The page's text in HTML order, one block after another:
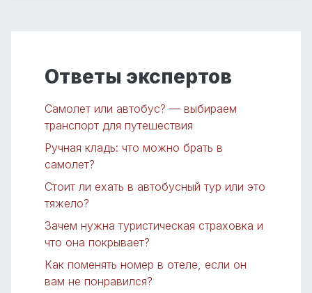
Ответы экспертов
Самолет или автобус? — выбираем
транспорт для путешествия
Ручная кладь: что можно брать в
самолет?
Стоит ли ехать в автобусный тур или это
тяжело?
Зачем нужна туристическая страховка и
что она покрывает?
Как поменять номер в отеле, если он
вам не понравился?